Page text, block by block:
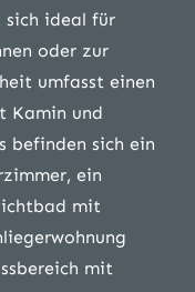
sich ideal für
oder zur
umfasst einen
Kamin und
befinden sich ein
ein
mit
mit